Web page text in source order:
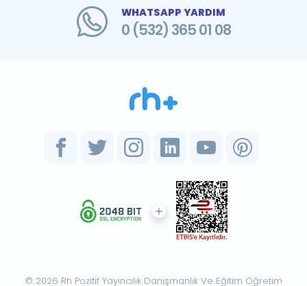
WHATSAPP YARDIM
0 (532) 365 01 08
© 2026 Rh Pozitif Yayıncılık Danışmanlık Ve Eğitim Öğretim